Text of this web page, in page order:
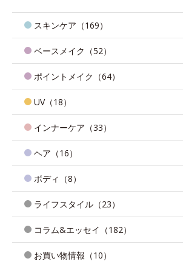
スキンケア（169）
ベースメイク（52）
ポイントメイク（64）
UV（18）
インナーケア（33）
ヘア（16）
ボディ（8）
ライフスタイル（23）
コラム&エッセイ（182）
お買い物情報（10）